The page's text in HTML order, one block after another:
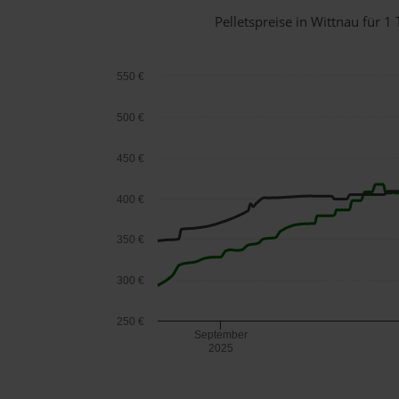
Pelletspreise in Wittnau für 1
September
2025
250 €
300 €
350 €
400 €
450 €
500 €
550 €